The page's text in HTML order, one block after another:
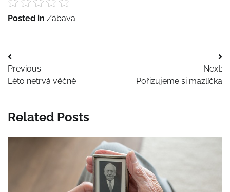
Posted in Zábava
Navigace
pro
Previous:
Léto netrvá věčně
Next:
Pořizujeme si mazlíčka
Related Posts